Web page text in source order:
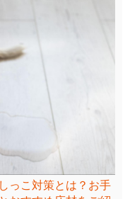
っこ対策とは？お手